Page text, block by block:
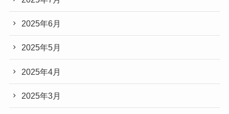
2025年6月
2025年5月
2025年4月
2025年3月